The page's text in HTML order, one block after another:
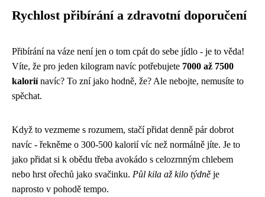
Rychlost přibírání a zdravotní doporučení
Přibírání na váze není jen o tom cpát do sebe jídlo - je to věda!
Víte, že pro jeden kilogram navíc potřebujete 7000 až 7500
kaloriínavíc? To zní jako hodně, že? Ale nebojte, nemusíte to
spěchat.
Když to vezmeme s rozumem, stačí přidat denně pár dobrot
navíc - řekněme o 300-500 kalorií víc než normálně jíte. Je to
jako přidat si k obědu třeba avokádo s celozrnným chlebem
nebo hrst ořechů jako svačinku. Půl kila až kilo týdně je
naprosto v pohodě tempo.